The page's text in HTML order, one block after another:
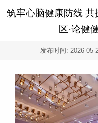
筑牢心脑健康防线
区·论健
发布时间: 2026-05-